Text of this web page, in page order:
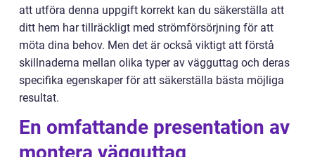
att utföra denna uppgift korrekt kan du säkerställa att
ditt hem har tillräckligt med strömförsörjning för att
möta dina behov. Men det är också viktigt att förstå
skillnaderna mellan olika typer av vägguttag och deras
specifika egenskaper för att säkerställa bästa möjliga
resultat.
En omfattande presentation av